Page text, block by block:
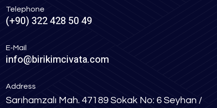
Telephone
(+90) 322 428 50 49
E-Mail
info@birikimcivata.com
Address
Sarıhamzalı Mah. 47189 Sokak No: 6 Seyhan /